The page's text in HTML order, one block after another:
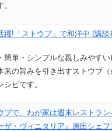
躍!「ストウブ」で和洋中 (講
簡単・シンプルな親しみやす
来の旨みを引き出すストウブ
シピです。
ブで、わが家は週末レストラ
ザ・ヴィニタリア』原田シェ